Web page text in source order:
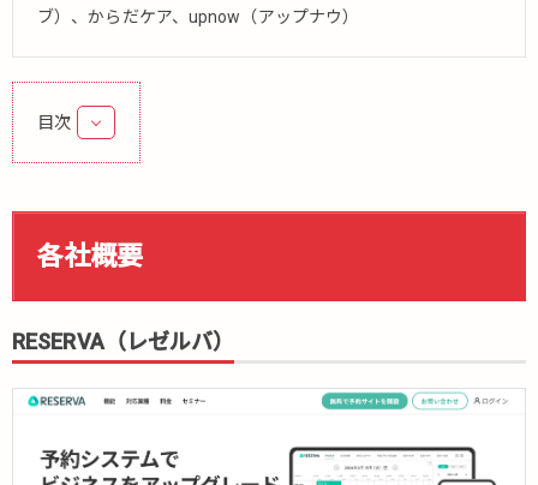
ブ）、からだケア、upnow（アップナウ）
目次
1.
社
概
要
1.1.
RESERVA（レ
ゼルバ）
1.2.
ヤクルドット
ジェーピー）
各社概要
RESERVA（レゼルバ）